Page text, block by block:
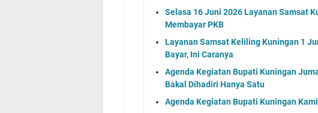
Selasa 16 Juni 2026 Layanan Samsat
Membayar PKB
Layanan Samsat Keliling Kuningan 1
Bayar, Ini Caranya
Agenda Kegiatan Bupati Kuningan
Bakal Dihadiri Hanya Satu
Agenda Kegiatan Bupati Kuningan